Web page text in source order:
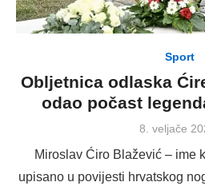
Sport
Obljetnica odlaska
odao počast
Posted
8. veljače
Miroslav Ćiro Blažević – ime
upisano u povijesti hrvatskog